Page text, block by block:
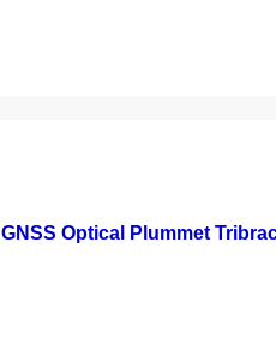
GNSS Optical Plummet